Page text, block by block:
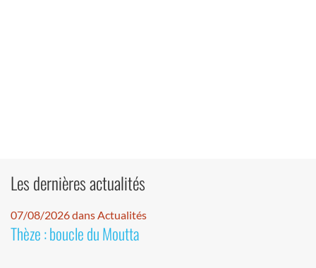
Les dernières actualités
07/08/2026 dans Actualités
Thèze : boucle du Moutta